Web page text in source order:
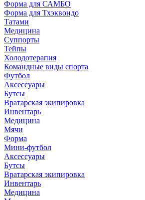
Форма для САМБО
Форма для Тхэквондо
Татами
Медицина
Суппорты
Тейпы
Холодотерапия
Командные виды спорта
Футбол
Аксессуары
Бутсы
Вратарская экипировка
Инвентарь
Медицина
Мячи
Форма
Мини-футбол
Аксессуары
Бутсы
Вратарская экипировка
Инвентарь
Медицина